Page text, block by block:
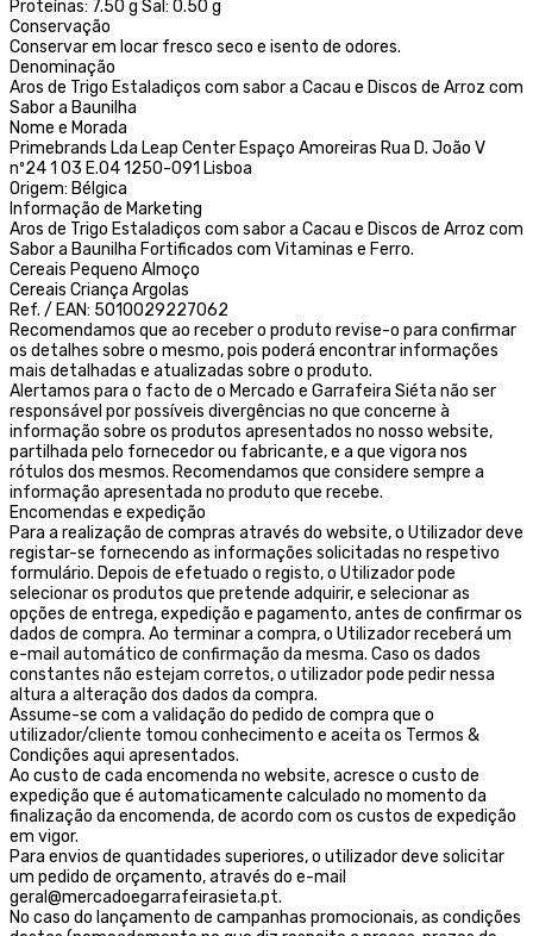
Proteínas: 7.50 g Sal: 0.50 g
Conservação
Conservar em locar fresco seco e isento de odores.
Denominação
Aros de Trigo Estaladiços com sabor a Cacau e Discos de Arroz com
Sabor a Baunilha
Nome e Morada
Primebrands Lda Leap Center Espaço Amoreiras Rua D. João V
nº24 1 03 E.04 1250-091 Lisboa
Origem: Bélgica
Informação de Marketing
Aros de Trigo Estaladiços com sabor a Cacau e Discos de Arroz com
Sabor a Baunilha Fortificados com Vitaminas e Ferro.
Cereais Pequeno Almoço
Cereais Criança Argolas
Ref. / EAN: 5010029227062
Recomendamos que ao receber o produto revise-o para confirmar
os detalhes sobre o mesmo, pois poderá encontrar informações
mais detalhadas e atualizadas sobre o produto.
Alertamos para o facto de o Mercado e Garrafeira Siéta não ser
responsável por possíveis divergências no que concerne à
informação sobre os produtos apresentados no nosso website,
partilhada pelo fornecedor ou fabricante, e a que vigora nos
rótulos dos mesmos. Recomendamos que considere sempre a
informação apresentada no produto que recebe.
Encomendas e expedição
Para a realização de compras através do website, o Utilizador deve
registar-se fornecendo as informações solicitadas no respetivo
formulário. Depois de efetuado o registo, o Utilizador pode
selecionar os produtos que pretende adquirir, e selecionar as
opções de entrega, expedição e pagamento, antes de confirmar os
dados de compra. Ao terminar a compra, o Utilizador receberá um
e-mail automático de confirmação da mesma. Caso os dados
constantes não estejam corretos, o utilizador pode pedir nessa
altura a alteração dos dados da compra.
Assume-se com a validação do pedido de compra que o
utilizador/cliente tomou conhecimento e aceita os Termos &
Condições aqui apresentados.
Ao custo de cada encomenda no website, acresce o custo de
expedição que é automaticamente calculado no momento da
finalização da encomenda, de acordo com os custos de expedição
em vigor.
Para envios de quantidades superiores, o utilizador deve solicitar
um pedido de orçamento, através do e-mail
geral@mercadoegarrafeirasieta.pt.
No caso do lançamento de campanhas promocionais, as condições